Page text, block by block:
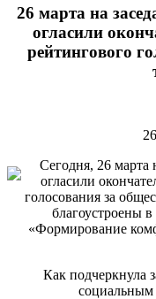
26 марта на
огласили
рейтингового
Сегодня, 26 марта
огласили
голосования за
благоустроены
«Формирование
Как подчеркнула
социальным